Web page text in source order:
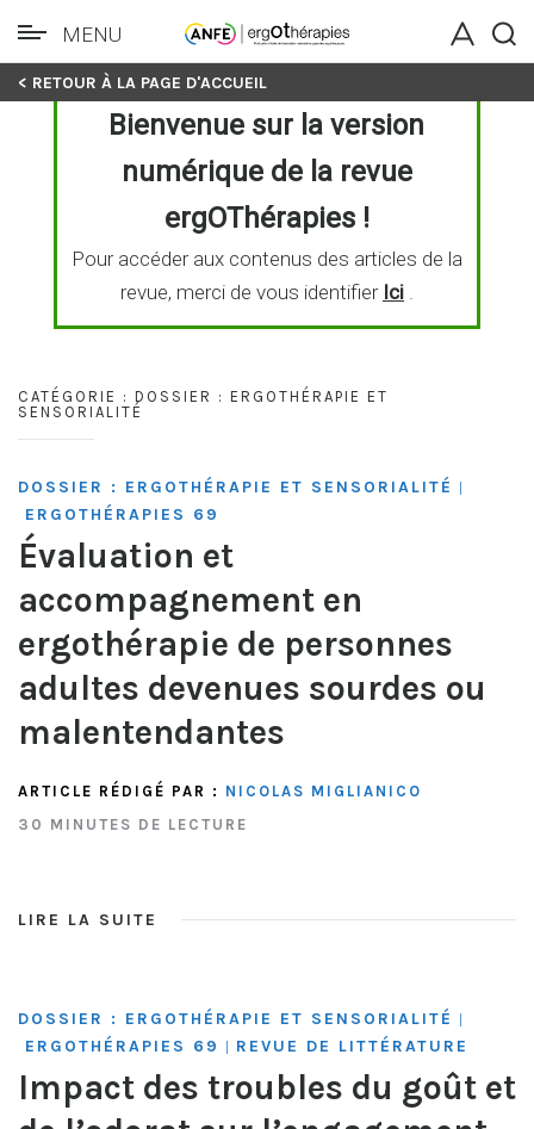
Skip
MENU
< RETOUR À LA PAGE D'ACCUEIL
Bienvenue sur la version
numérique de la revue
ergOThérapies !
Pour accéder aux contenus des articles de la
revue, merci de vous identifier Ici.
CATÉGORIE : DOSSIER : ERGOTHÉRAPIE ET
SENSORIALITÉ
DOSSIER : ERGOTHÉRAPIE ET SENSORIALITÉ |
ERGOTHÉRAPIES 69
Évaluation et
accompagnement en
ergothérapie de personnes
adultes devenues sourdes ou
malentendantes
ARTICLE RÉDIGÉ PAR : NICOLAS MIGLIANICO
30 MINUTES DE LECTURE
LIRE LA SUITE
DOSSIER : ERGOTHÉRAPIE ET SENSORIALITÉ |
ERGOTHÉRAPIES 69 | REVUE DE LITTÉRATURE
Impact des troubles du goût et